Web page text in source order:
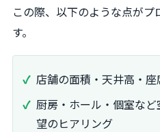
この際、以下のような点がプ
す。
店舗の面積・天井高・
厨房・ホール・個室な
望のヒアリング